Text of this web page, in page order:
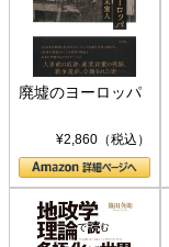
廃墟のヨーロッパ
¥2,860（税込）